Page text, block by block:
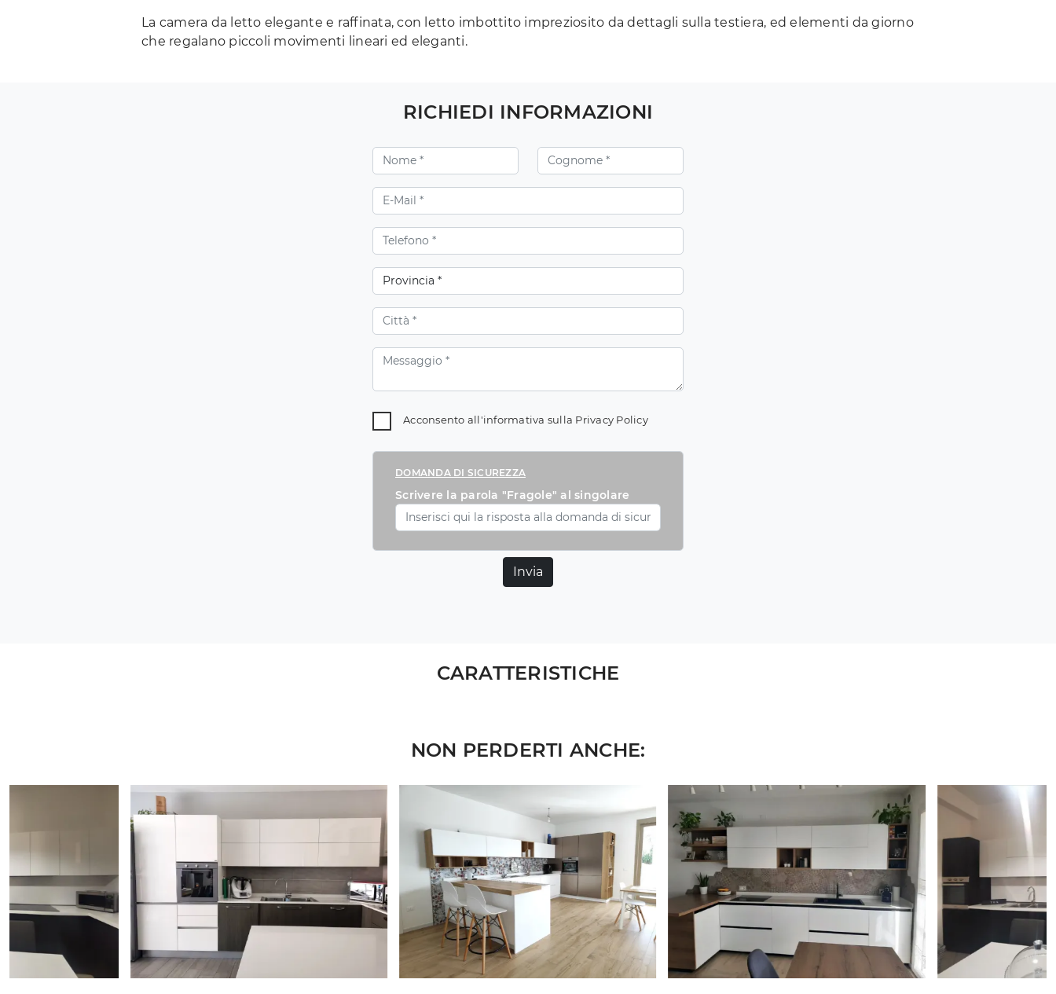
La camera da letto elegante e raffinata, con letto imbottito impreziosito da dettagli sulla testiera, ed elementi da giorno
che regalano piccoli movimenti lineari ed eleganti.
RICHIEDI INFORMAZIONI
Acconsento all'informativa sulla Privacy Policy
DOMANDA DI SICUREZZA
Scrivere la parola "Fragole" al singolare
Invia
CARATTERISTICHE
NON PERDERTI ANCHE: